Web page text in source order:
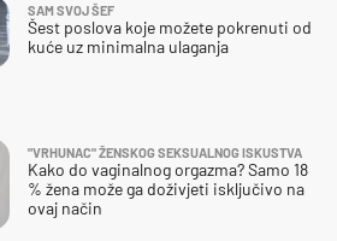
"VRHUNAC" ŽENSKOG SEKSUALNOG ISKUSTVA
Kako do vaginalnog orgazma? Samo 18
% žena može ga doživjeti isključivo na
ovaj način
SAM SVOJ ŠEF
Šest poslova koje možete pokrenuti od
kuće uz minimalna ulaganja